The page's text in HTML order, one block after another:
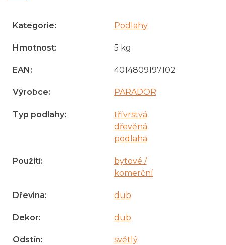
Kategorie: Podlahy
Hmotnost: 5 kg
EAN: 4014809197102
Výrobce: PARADOR
Typ podlahy:
třívrstvá
dřevěná
podlaha
Použití:
bytové /
komerční
Dřevina: dub
Dekor: dub
Odstín: světlý